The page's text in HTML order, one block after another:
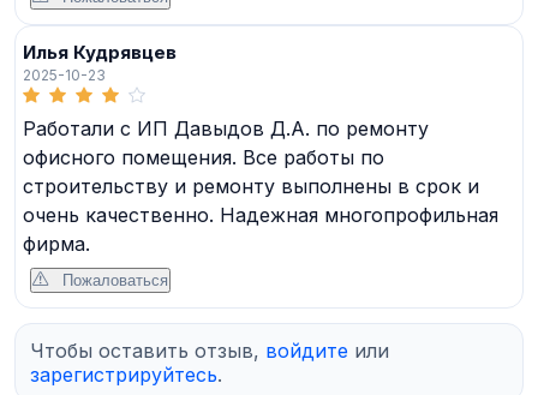
Илья Кудрявцев
2025-10-23
Работали с ИП Давыдов Д.А. по ремонту
офисного помещения. Все работы по
строительству и ремонту выполнены в срок и
очень качественно. Надежная многопрофильная
фирма.
Пожаловаться
Чтобы оставить отзыв, войдите или
зарегистрируйтесь.